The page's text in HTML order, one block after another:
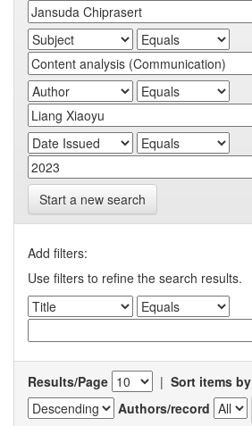
Start a new search
Add filters:
Use filters to refine the search results.
Results/Page | Sort items by
Authors/record